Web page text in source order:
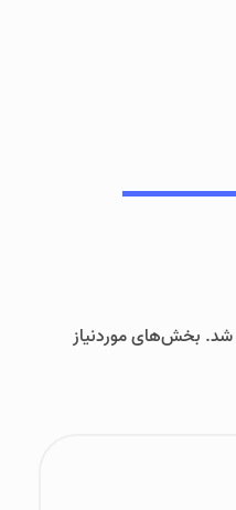
و SAE J2776
شد. بخش‌های موردنیاز